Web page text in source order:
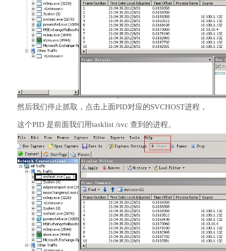
然后我们停止抓取，点击上面PID对应的SVCHOST进程，
这个PID 是前面我们用tasklist /svc 查到的进程。